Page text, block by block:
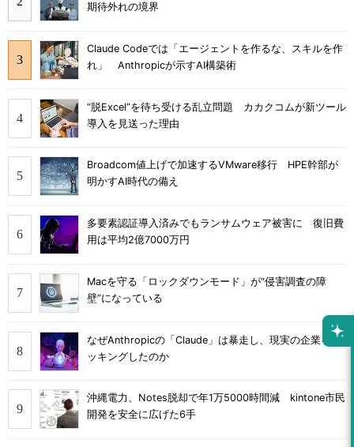
期待外れの境界
Claude Codeでは「エージェントを作るな、スキルを作
れ」 Anthropicが示すAI構築術
“脱Excel”を待ち受ける乱立問題 カカクコムが新ツール
導入を見送った理由
Broadcom値上げで加速するVMware移行 HPE幹部が
明かすAI時代の備え
多要素認証導入済みでもランサムウェア被害に 復旧費
用は平均2億7000万円
Macを守る「ロックダウンモード」が“侵害調査の障
壁”になっている
なぜAnthropicの「Claude」は暴走し、現実の企業をハ
ッキングしたのか
沖縄電力、Notes脱却で年1万5000時間減 kintone市民
開発を安全に広げた6手